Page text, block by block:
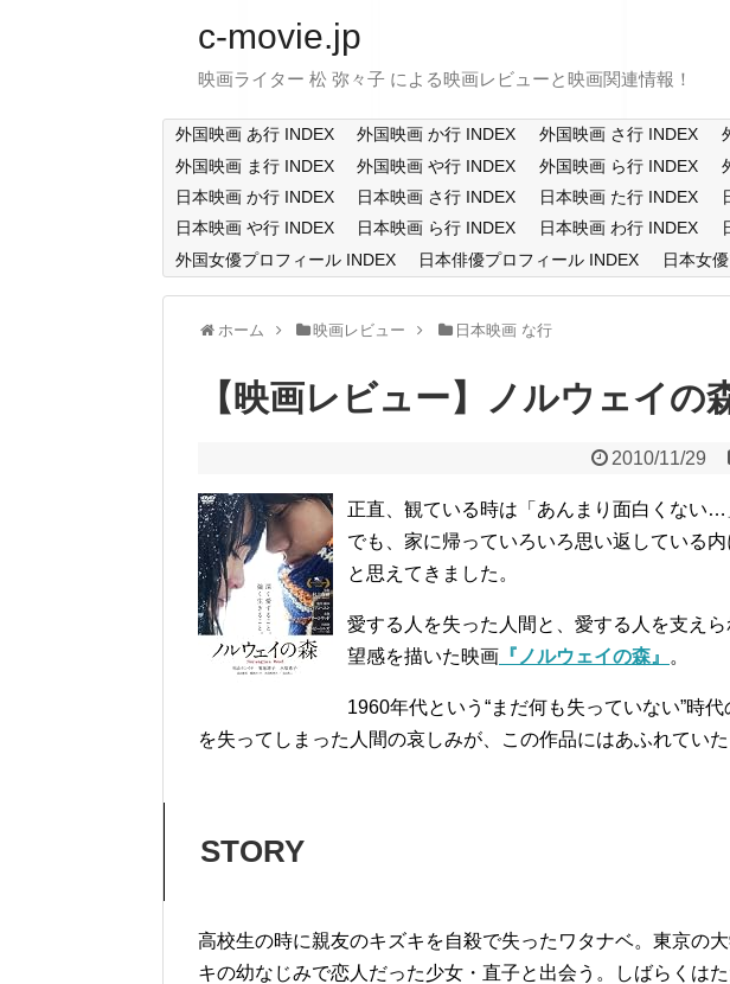
c-movie.jp
映画ライター 松 弥々子 による映画レビューと映画関連情報！
外国映画 あ行 INDEX 外国映画 か行 INDEX 外国映画 さ行 INDEX
外国映画 ま行 INDEX
外国映画 や行 INDEX 外国映画 ら行 INDEX
日本映画 か行 INDEX
日本映画 さ行 INDEX 日本映画 た行 INDEX
日本映画 や行 INDEX
日本映画 ら行 INDEX 日本映画 わ行 INDEX
外国女優プロフィール INDEX
日本俳優プロフィール INDEX 日本女
ホーム 映画レビュー 日本映画 な行
【映画レビュー】ノルウェイの
2010/11/29
正直、観ている時は「あんまり面白くない…
でも、家に帰っていろいろ思い返している
と思えてきました。
愛する人を失った人間と、愛する人を支え
望感を描いた映画 『ノルウェイの森』 。
1960年代という“まだ何も失っていない”時
を失ってしまった人間の哀しみが、この作品にはあふれていた
STORY
高校生の時に親友のキズキを自殺で失ったワタナベ。東京の
キの幼なじみで恋人だった少女・直子と出会う。しばらくは